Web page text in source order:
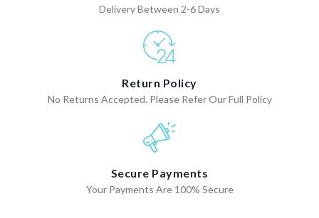
Delivery Between 2-6 Days
Return Policy
No Returns Accepted. Please Refer Our Full Policy
Secure Payments
Your Payments Are 100% Secure